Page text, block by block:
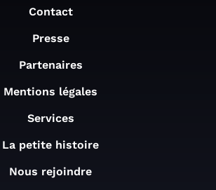
Contact
Presse
Partenaires
Mentions légales
Services
La petite histoire
Nous rejoindre